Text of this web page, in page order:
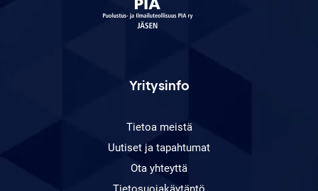
Yritysinfo
Tietoa meistä
Uutiset ja tapahtumat
Ota yhteyttä